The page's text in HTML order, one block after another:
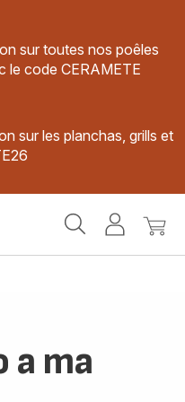
sur toutes nos poêles
le code CERAMETE
sur les planchas, grills et
MonMon
a ma